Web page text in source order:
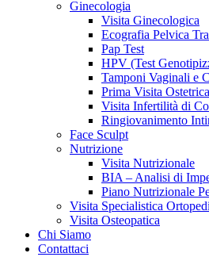
Ginecologia
Visita Ginecologica
Ecografia Pelvica
Pap Test
HPV (Test
Tamponi Vaginali e
Prima Visita Ostetrica
Visita Infertilità di
Ringiovanimento
Face Sculpt
Nutrizione
Visita Nutrizionale
BIA – Analisi di
Piano Nutrizionale
Visita Specialistica
Visita Osteopatica
Chi Siamo
Contattaci